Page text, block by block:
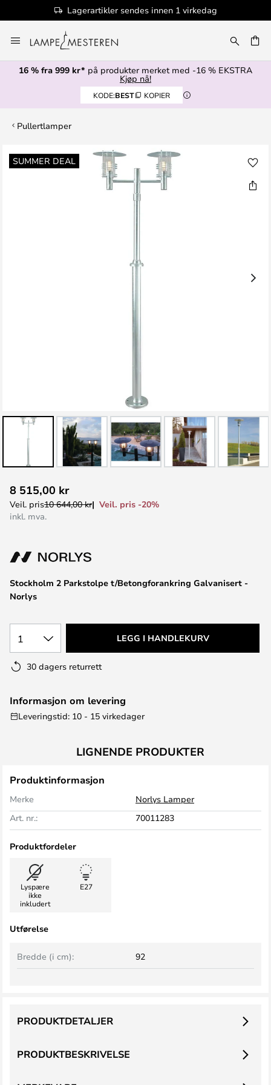
Lagerartikler sendes innen 1 virkedag
til
innhold
16 % fra 999 kr* på produkter merket med -16 % EKSTRA
Kjøp nå!
KODE:BEST KOPIER
Pullertlamper
SUMMER DEAL
Gå
til
til
begynnelsen
Stockholm 2 Parkstolpe t/Betongforankring Galvanisert -
Norlys
8 515,00 kr
Veil. pris10 644,00 kr
Veil. pris -20%
inkl. mva.
1 LEGG I HANDLEKURV
30 dagers returrett
Informasjon om levering
Leveringstid: 10 - 15 virkedager
LIGNENDE PRODUKTER
Produktinformasjon
Merke
Norlys Lamper
Art. nr.:
70011283
Produktfordeler
Lyspære
ikke
inkludert
E27
Utførelse
Bredde (i cm): 92
PRODUKTBESKRIVELSE
PRODUKTDETALJER